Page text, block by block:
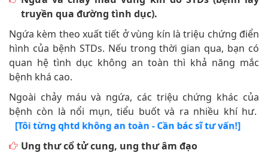
truyền qua đường tình dục).
Ngứa kèm theo xuất tiết ở vùng kín là triệu chứng điển
hình của bệnh STDs. Nếu trong thời gian qua, bạn có
quan hệ tình dục không an toàn thì khả năng mắc
bệnh khá cao.
Ngoài chảy máu và ngứa, các triệu chứng khác của
bệnh còn là nổi mụn, tiểu buốt và ra nhiều khí hư.
[Tôi từng qhtd không an toàn - Cần bác sĩ tư vấn!]
Ung thư cổ tử cung, ung thư âm đạo